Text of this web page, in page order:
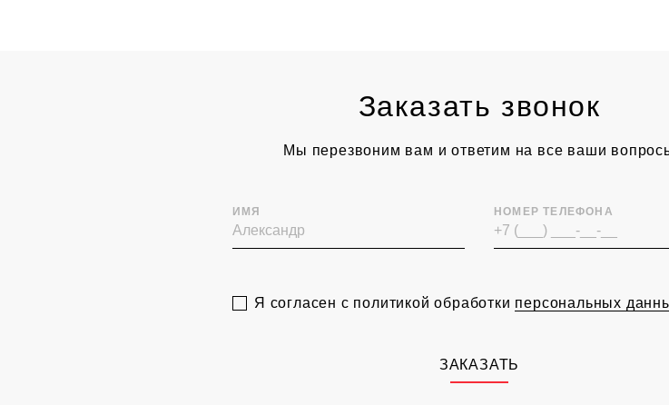
Заказать звонок
Мы перезвоним вам и ответим на все ваши
ИМЯ НОМЕР ТЕЛЕФОНА
Я согласен с политикой обработки персональных
ЗАКАЗАТЬ